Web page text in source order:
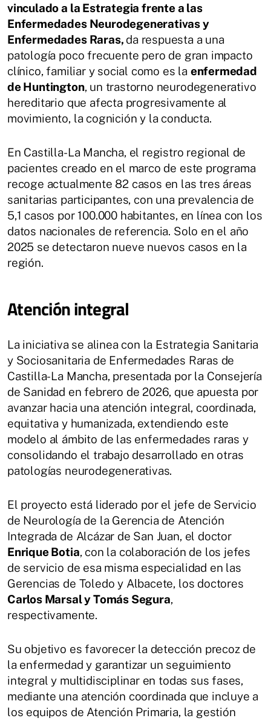
vinculado a la Estrategia frente a las
Enfermedades Neurodegenerativas y
Enfermedades Raras, da respuesta a una
patología poco frecuente pero de gran impacto
clínico, familiar y social como es la enfermedad
de Huntington, un trastorno neurodegenerativo
hereditario que afecta progresivamente al
movimiento, la cognición y la conducta.
En Castilla-La Mancha, el registro regional de
pacientes creado en el marco de este programa
recoge actualmente 82 casos en las tres áreas
sanitarias participantes, con una prevalencia de
5,1 casos por 100.000 habitantes, en línea con los
datos nacionales de referencia. Solo en el año
2025 se detectaron nueve nuevos casos en la
región.
Atención integral
La iniciativa se alinea con la Estrategia Sanitaria
y Sociosanitaria de Enfermedades Raras de
Castilla-La Mancha, presentada por la Consejería
de Sanidad en febrero de 2026, que apuesta por
avanzar hacia una atención integral, coordinada,
equitativa y humanizada, extendiendo este
modelo al ámbito de las enfermedades raras y
consolidando el trabajo desarrollado en otras
patologías neurodegenerativas.
El proyecto está liderado por el jefe de Servicio
de Neurología de la Gerencia de Atención
Integrada de Alcázar de San Juan, el doctor
Enrique Botia, con la colaboración de los jefes
de servicio de esa misma especialidad en las
Gerencias de Toledo y Albacete, los doctores
Carlos Marsal y Tomás Segura,
respectivamente.
Su objetivo es favorecer la detección precoz de
la enfermedad y garantizar un seguimiento
integral y multidisciplinar en todas sus fases,
mediante una atención coordinada que incluye a
los equipos de Atención Primaria, la gestión